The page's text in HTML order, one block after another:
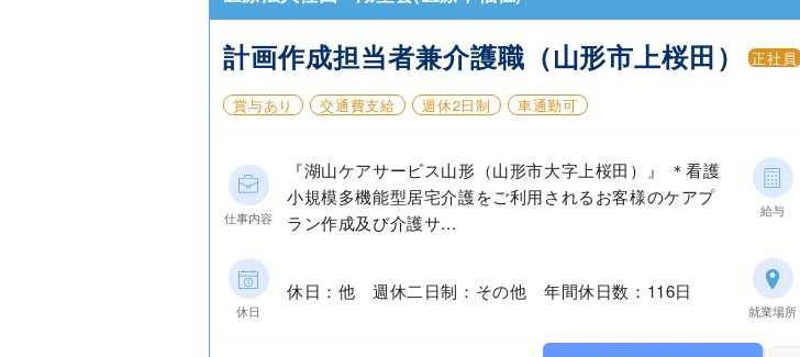
計画作成担当者兼介護職（山形市上桜田） 正社員
賞与あり 交通費支給 週休2日制 車通勤可
仕事内容
『湖山ケアサービス山形（山形市大字上桜田）』 ＊看護
小規模多機能型居宅介護をご利用されるお客様のケアプ
ラン作成及び介護サ...
給与
休日
休日：他 週休二日制：その他 年間休日数：116日
就業場所